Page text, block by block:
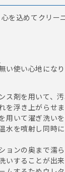
心を込めてクリー
い使い心地になり
ス剤を用いて、
を浮き上がらせま
用いて濯ぎ洗いを
水を噴射し同時
ョンの奥まで濡
いすることが出来